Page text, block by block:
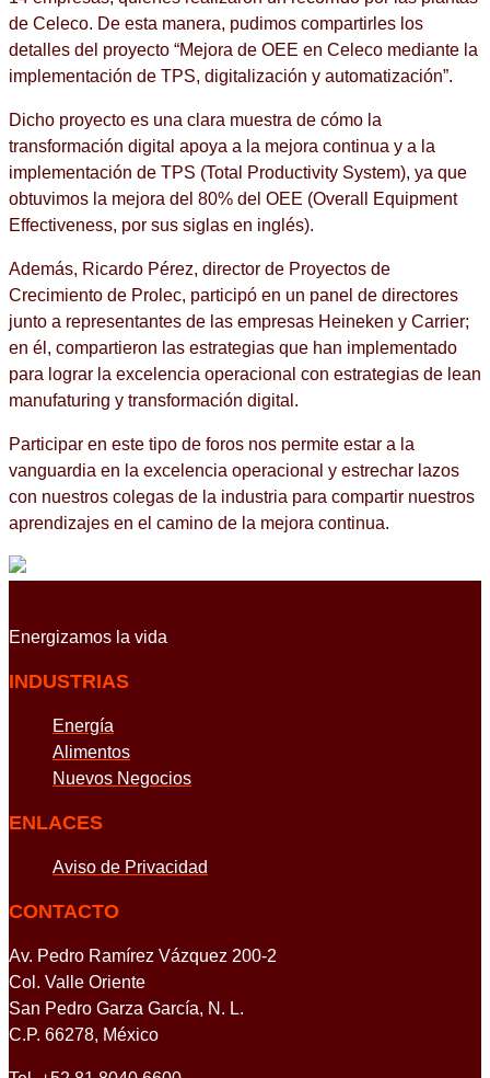
de Celeco. De esta manera, pudimos compartirles los
detalles del proyecto “Mejora de OEE en Celeco mediante la
implementación de TPS, digitalización y automatización”.
Dicho proyecto es una clara muestra de cómo la
transformación digital apoya a la mejora continua y a la
implementación de TPS (Total Productivity System), ya que
obtuvimos la mejora del 80% del OEE (Overall Equipment
Effectiveness, por sus siglas en inglés).
Además, Ricardo Pérez, director de Proyectos de
Crecimiento de Prolec, participó en un panel de directores
junto a representantes de las empresas Heineken y Carrier;
en él, compartieron las estrategias que han implementado
para lograr la excelencia operacional con estrategias de lean
manufaturing y transformación digital.
Participar en este tipo de foros nos permite estar a la
vanguardia en la excelencia operacional y estrechar lazos
con nuestros colegas de la industria para compartir nuestros
aprendizajes en el camino de la mejora continua.
Energizamos la vida
INDUSTRIAS
Energía
Alimentos
Nuevos Negocios
ENLACES
Aviso de Privacidad
CONTACTO
Av. Pedro Ramírez Vázquez 200-2
Col. Valle Oriente
San Pedro Garza García, N. L.
C.P. 66278, México